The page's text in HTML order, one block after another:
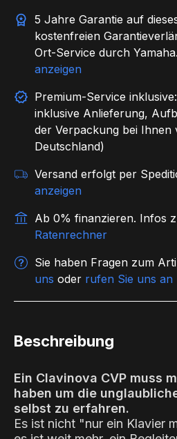
5 Jahre Garantie auf
kostenfreien
Ort-Service durch Yamaha.
anzeigen
Premium-Service
inklusive Anlieferung,
der Verpackung bei
Deutschland)
Versand erfolgt per
anzeigen
Ab 0% finanzieren. Infos
Ratenrechner
Sie haben Fragen zum
uns oder rufen Sie uns an
Beschreibung
Ein Clavinova CVP muss
haben um die
selbst zu erfahren.
Es ist nicht "nur ein Klavier